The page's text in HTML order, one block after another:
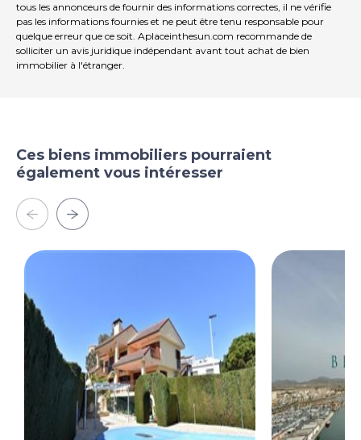
tous les annonceurs de fournir des informations correctes, il ne vérifie
pas les informations fournies et ne peut être tenu responsable pour
quelque erreur que ce soit. Aplaceinthesun.com recommande de
solliciter un avis juridique indépendant avant tout achat de bien
immobilier à l'étranger.
Ces biens immobiliers pourraient
également vous intéresser